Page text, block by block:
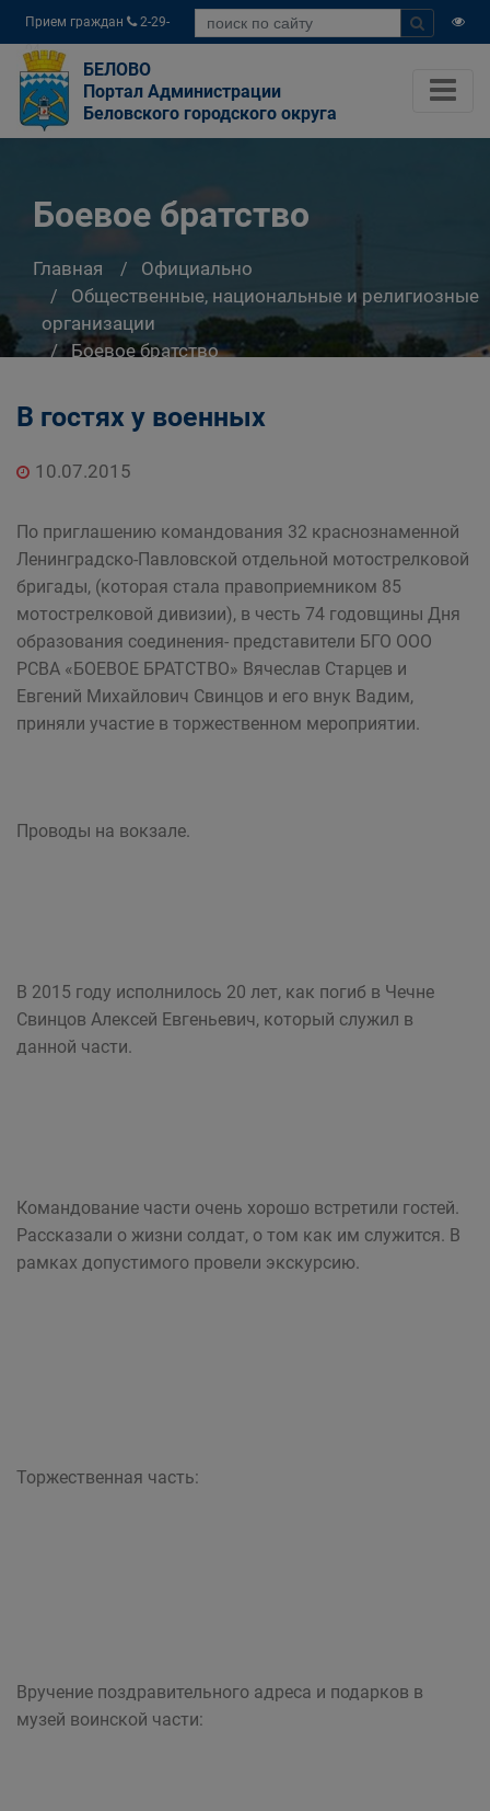
Прием граждан
2-29-
04
БЕЛОВО
Портал Администрации
Беловского городского округа
Боевое братство
Главная
Официально
Общественные, национальные и религиозные
организации
Боевое братство
В гостях у военных
10.07.2015
По приглашению командования 32 краснознаменной
Ленинградско-Павловской отдельной мотострелковой
бригады, (которая стала правоприемником 85
мотострелковой дивизии), в честь 74 годовщины Дня
образования соединения- представители БГО ООО
РСВА «БОЕВОЕ БРАТСТВО» Вячеслав Старцев и
Евгений Михайлович Свинцов и его внук Вадим,
приняли участие в торжественном мероприятии.
Проводы на вокзале.
В 2015 году исполнилось 20 лет, как погиб в Чечне
Свинцов Алексей Евгеньевич, который служил в
данной части.
Командование части очень хорошо встретили гостей.
Рассказали о жизни солдат, о том как им служится. В
рамках допустимого провели экскурсию.
Торжественная часть:
Вручение поздравительного адреса и подарков в
музей воинской части: